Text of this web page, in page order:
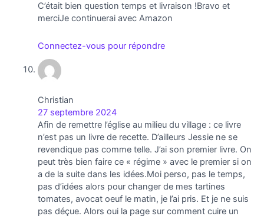
C’était bien question temps et livraison !Bravo et
merciJe continuerai avec Amazon 
Connectez-vous pour répondre
Christian
27 septembre 2024
Afin de remettre l’église au milieu du village : ce livre
n’est pas un livre de recette. D’ailleurs Jessie ne se
revendique pas comme telle. J’ai son premier livre. On
peut très bien faire ce « régime » avec le premier si on
a de la suite dans les idées.Moi perso, pas le temps,
pas d’idées alors pour changer de mes tartines
tomates, avocat oeuf le matin, je l’ai pris. Et je ne suis
pas déçue. Alors oui la page sur comment cuire un